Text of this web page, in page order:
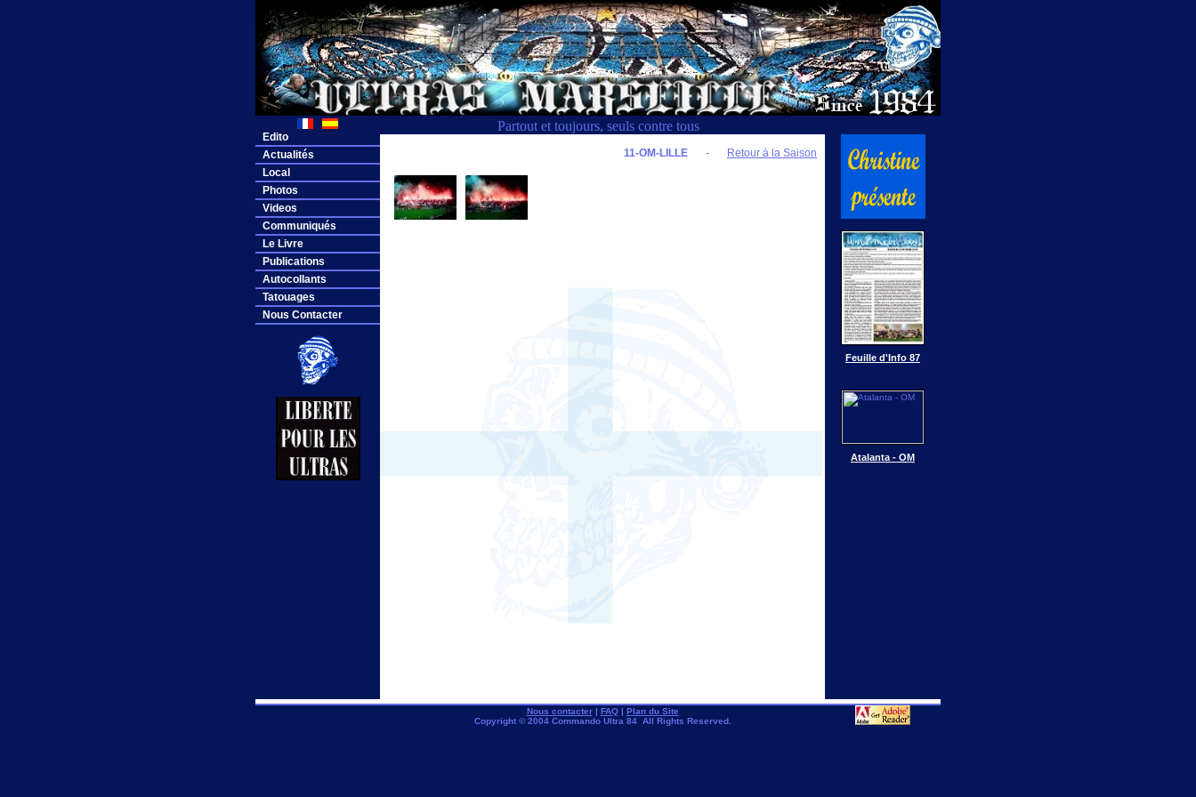
Partout et toujours, seuls contre tous
Edito
Actualités
Local
Photos
Videos
Communiqués
Le Livre
Publications
Autocollants
Tatouages
Nous Contacter
11-OM-LILLE - Retour à la Saison
Feuille d'Info 87
Atalanta - OM
Nous contacter| FAQ| Plan du Site
Copyright © 2004 Commando Ultra 84 All Rights Reserved.